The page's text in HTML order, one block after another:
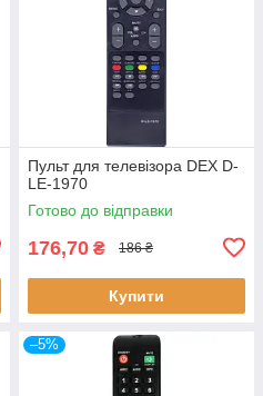
Пульт для телевізора DEX D-
LE-1970
Готово до відправки
176,70 ₴ 186 ₴
Купити
–5%